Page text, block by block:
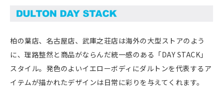
柏の葉店、名古屋店、武庫之荘店は海外の大型ストアのよう
に、理路整然と商品がならんだ統一感のある「DAY STACK」
スタイル。発色のよいイエローボディにダルトンを代表するア
イテムが描かれたデザインは日常に彩りを与えてくれます。